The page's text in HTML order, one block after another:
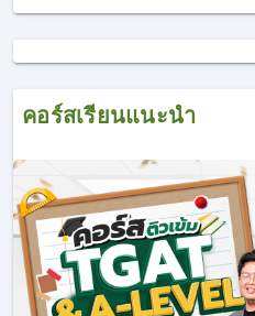
คอร์สเรียนแนะนำ